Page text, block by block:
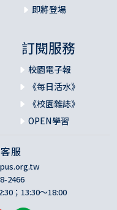
即將登場
訂閱服務
校園電子報
《每日活水》
《校園雜誌》
OPEN學習
服
2466
；13:30～18:00